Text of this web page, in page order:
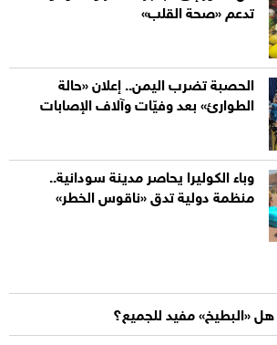
تدعم «صحة القلب»
الحصبة تضرب اليمن.. إعلان «حالة
الطوارئ» بعد وفيّات وآلاف الإصابات
وباء الكوليرا يحاصر مدينة سودانية..
منظمة دولية تدق «ناقوس الخطر»
هل «البطيخ» مفيد للجميع؟